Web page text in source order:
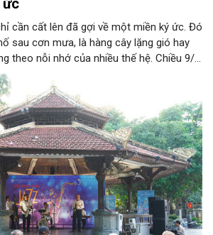
ức
cần cất lên đã gợi về một miền ký ức. Đó
sau cơn mưa, là hàng cây lặng gió hay
theo nỗi nhớ của nhiều thế hệ. Chiều 9/8,
hoa Lý Thái Tổ, chương trình “Âm nhạc
không gian như thế, nơi mỗi tác phẩm
tế về vẻ đẹp của con người và đời